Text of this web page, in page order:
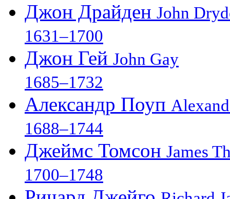
Джон Драйден John
1631–1700
Джон Гей John Gay
1685–1732
Александр Поуп
1688–1744
Джеймс Томсон James
1700–1748